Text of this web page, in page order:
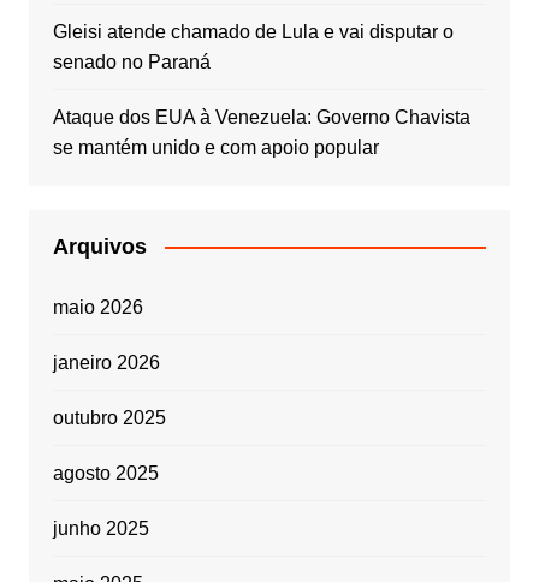
Gleisi atende chamado de Lula e vai disputar o
senado no Paraná
Ataque dos EUA à Venezuela: Governo Chavista
se mantém unido e com apoio popular
Arquivos
maio 2026
janeiro 2026
outubro 2025
agosto 2025
junho 2025